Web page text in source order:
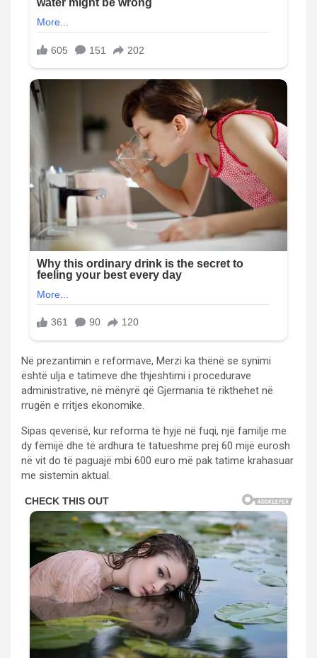
Në prezantimin e reformave, Merzi ka thënë se synimi
është ulja e tatimeve dhe thjeshtimi i procedurave
administrative, në mënyrë që Gjermania të rikthehet në
rrugën e rritjes ekonomike.
Sipas qeverisë, kur reforma të hyjë në fuqi, një familje me
dy fëmijë dhe të ardhura të tatueshme prej 60 mijë eurosh
në vit do të paguajë mbi 600 euro më pak tatime krahasuar
me sistemin aktual.